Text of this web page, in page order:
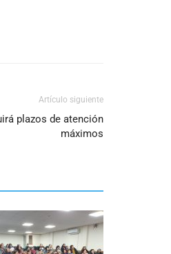
Artículo siguiente
plazos de atención
máximos